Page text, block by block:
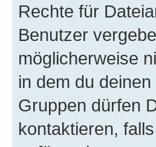
Rechte für
Benutzer
möglicherweise
in dem du
Gruppen dürfen
kontaktieren,